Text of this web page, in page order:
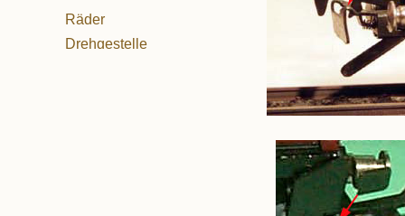
Räder
Drehgestelle